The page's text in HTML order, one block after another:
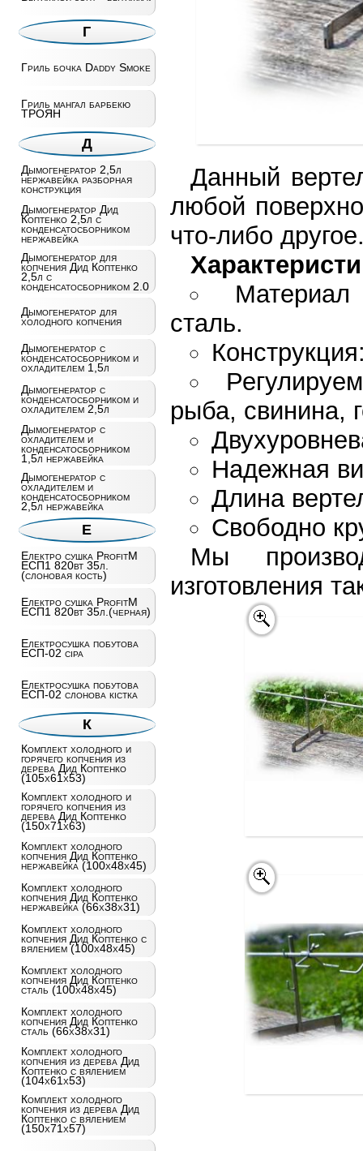
Г
Гриль бочка Daddy Smoke
Гриль мангал барбекю
ТРОЯН
Д
Дымогенератор 2,5л
нержавейка разборная
конструкция
Дымогенератор Дид
Коптенко 2,5л с
конденсатосборником
нержавейка
Дымогенератор для
копчения Дид Коптенко
2,5л с
конденсатосборником 2.0
Дымогенератор для
холодного копчения
Дымогенератор с
конденсатосборником и
охладителем 1,5л
Дымогенератор с
конденсатосборником и
охладителем 2,5л
Дымогенератор с
охладителем и
конденсатосборником
1,5л нержавейка
Дымогенератор с
охладителем и
конденсатосборником
2,5л нержавейка
Е
Електро сушка ProfitM
ЕСП1 820вт 35л.
(слоновая кость)
Електро сушка ProfitM
ЕСП1 820вт 35л.(черная)
Електросушка побутова
ЕСП-02 сiра
Електросушка побутова
ЕСП-02 слонова кістка
К
Комплект холодного и
горячего копчения из
дерева Дид Коптенко
(105х61х53)
Комплект холодного и
горячего копчения из
дерева Дид Коптенко
(150х71х63)
Комплект холодного
копчения Дид Коптенко
нержавейка (100х48х45)
Комплект холодного
копчения Дид Коптенко
нержавейка (66х38х31)
Комплект холодного
копчения Дид Коптенко с
вялением (100х48х45)
Комплект холодного
копчения Дид Коптенко
сталь (100х48х45)
Комплект холодного
копчения Дид Коптенко
сталь (66х38х31)
Комплект холодного
копчения из дерева Дид
Коптенко с вялением
(104х61х53)
Комплект холодного
копчения из дерева Дид
Коптенко с вялением
(150х71х57)
Данный
любой
что-либо
сталь.
рыба, свинина,
Надежная
Длина
Свободно
Мы
изготовления